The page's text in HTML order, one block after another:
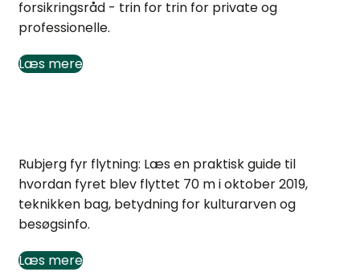
forsikringsråd - trin for trin for private og
professionelle.
Læs mere
Rubjerg fyr flytning: Læs en praktisk guide til
hvordan fyret blev flyttet 70 m i oktober 2019,
teknikken bag, betydning for kulturarven og
besøgsinfo.
Læs mere